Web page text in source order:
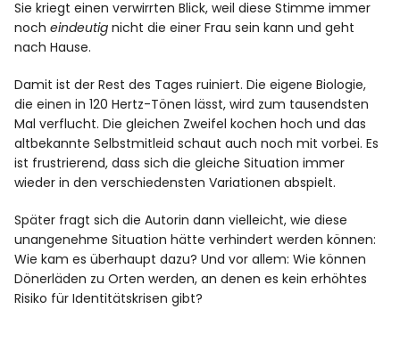
Sie kriegt einen verwirrten Blick, weil diese Stimme immer
nocheindeutig nicht die einer Frau sein kann und geht
nach Hause.
Damit ist der Rest des Tages ruiniert. Die eigene Biologie,
die einen in 120 Hertz-Tönen lässt, wird zum tausendsten
Mal verflucht. Die gleichen Zweifel kochen hoch und das
altbekannte Selbstmitleid schaut auch noch mit vorbei. Es
ist frustrierend, dass sich die gleiche Situation immer
wieder in den verschiedensten Variationen abspielt.
Später fragt sich die Autorin dann vielleicht, wie diese
unangenehme Situation hätte verhindert werden können:
Wie kam es überhaupt dazu? Und vor allem: Wie können
Dönerläden zu Orten werden, an denen es kein erhöhtes
Risiko für Identitätskrisen gibt?